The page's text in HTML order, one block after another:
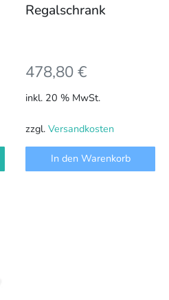
Regalschrank
478,80€
inkl. 20 % MwSt.
zzgl. Versandkosten
In den Warenkorb